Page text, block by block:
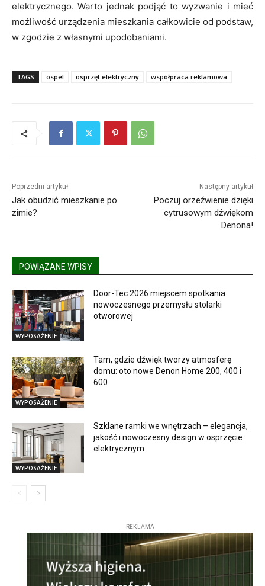
elektrycznego. Warto jednak podjąć to wyzwanie i mieć
możliwość urządzenia mieszkania całkowicie od podstaw,
w zgodzie z własnymi upodobaniami.
TAGS ospel osprzęt elektryczny współpraca reklamowa
Poprzedni artykuł
Jak obudzić mieszkanie po
zimie?
Następny artykuł
Poczuj orzeźwienie dzięki
cytrusowym dźwiękom
Denona!
POWIĄZANE WPISY
WYPOSAŻENIE
Door-Tec 2026 miejscem spotkania
nowoczesnego przemysłu stolarki
otworowej
WYPOSAŻENIE
Tam, gdzie dźwięk tworzy atmosferę
domu: oto nowe Denon Home 200, 400 i
600
WYPOSAŻENIE
Szklane ramki we wnętrzach – elegancja,
jakość i nowoczesny design w osprzęcie
elektrycznym
REKLAMA